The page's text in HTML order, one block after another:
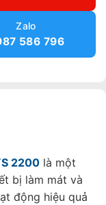
Zalo
586 796
2200 là một
bị làm mát và
động hiệu quả